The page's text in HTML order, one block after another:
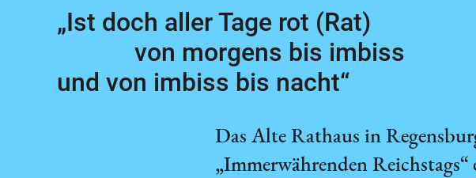
„Ist doch aller Tage rot (Rat)
von morgens bis imbiss
und von imbiss bis nacht“
Das Alte Rathaus in
„Immerwährenden